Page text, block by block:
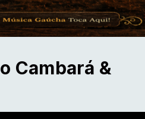
Cambará &